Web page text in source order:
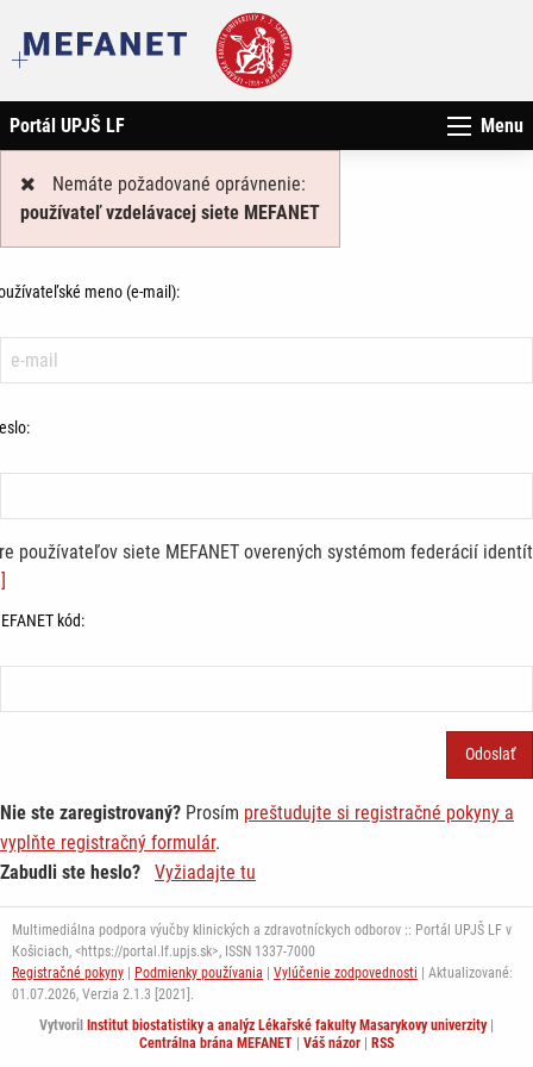
Portál UPJŠ LF Menu
Nemáte požadované oprávnenie:
používateľ vzdelávacej siete MEFANET
meno (e-mail):
používateľov siete MEFANET overených systémom federácií identít
kód:
Nie ste zaregistrovaný? Prosím preštudujte si registračné pokyny a
vyplňte registračný formulár.
Zabudli ste heslo?
Vyžiadajte tu
Multimediálna podpora výučby klinických a zdravotníckych odborov :: Portál UPJŠ LF v
Košiciach, <https://portal.lf.upjs.sk>, ISSN 1337-7000
Registračné pokyny
Podmienky používania Vylúčenie zodpovednosti | Aktualizované:
01.07.2026, Verzia 2.1.3 [2021].
Vytvoril
Institut biostatistiky a analýz Lékařské fakulty Masarykovy univerzity|
Centrálna brána MEFANET
Váš názor RSS